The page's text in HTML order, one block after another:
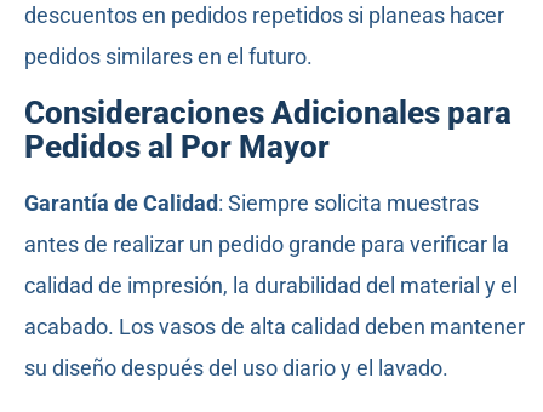
descuentos en pedidos repetidos si planeas hacer
pedidos similares en el futuro.
Consideraciones Adicionales para
Pedidos al Por Mayor
Garantía de Calidad: Siempre solicita muestras
antes de realizar un pedido grande para verificar la
calidad de impresión, la durabilidad del material y el
acabado. Los vasos de alta calidad deben mantener
su diseño después del uso diario y el lavado.